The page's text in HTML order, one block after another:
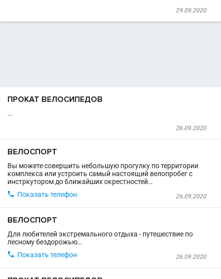
29.09.2020
ПРОКАТ ВЕЛОСИПЕДОВ
...
26.09.2020
ВЕЛОСПОРТ
Вы можете совершить небольшую прогулку по территории
комплекса или устроить самый настоящий велопробег с
инстркутором до ближайших окрестностей…
26.09.2020
 Показать телефон
ВЕЛОСПОРТ
Для любителей экстремального отдыха - путешествие по
лесному бездорожью…
26.09.2020
 Показать телефон